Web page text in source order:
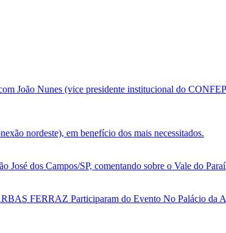
João Nunes (vice presidente institucional do
nordeste), em benefício dos mais necessitados.
dos Campos/SP, comentando sobre o Vale do
FERRAZ Participaram do Evento No Palácio da